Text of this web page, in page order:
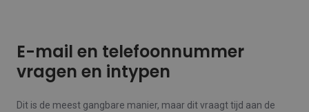
E-mail en telefoonnummer
vragen en intypen
Dit is de meest gangbare manier, maar dit vraagt tijd aan de